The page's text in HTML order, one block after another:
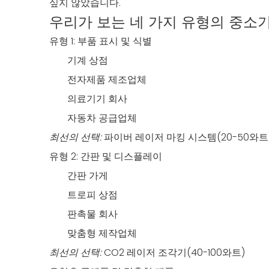
우리가 보는 네 가지 유형의 중소
유형 1: 부품 표시 및 식별
기계 상점
전자제품 제조업체
의료기기 회사
자동차 공급업체
최선의 선택:파이버 레이저 마킹 시스템(20-50와
유형 2: 간판 및 디스플레이
간판 가게
트로피 상점
판촉물 회사
맞춤형 제작업체
최선의 선택:CO2 레이저 조각기(40-100와트)